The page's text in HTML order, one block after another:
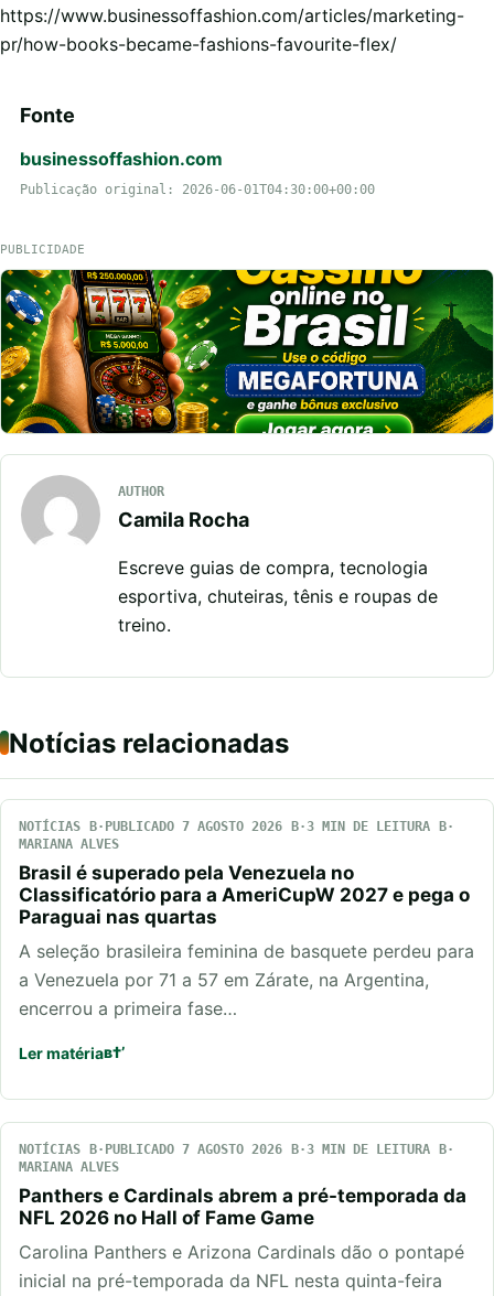
https://www.businessoffashion.com/articles/marketing-
pr/how-books-became-fashions-favourite-flex/
Fonte
businessoffashion.com
Publicação original: 2026-06-01T04:30:00+00:00
PUBLICIDADE
AUTHOR
Camila Rocha
Escreve guias de compra, tecnologia
esportiva, chuteiras, tênis e roupas de
treino.
Notícias relacionadas
NOTÍCIAS PUBLICADO 7 AGOSTO 2026
3 MIN DE LEITURA
MARIANA ALVES
Brasil é superado pela Venezuela no
Classificatório para a AmeriCupW 2027 e pega o
Paraguai nas quartas
A seleção brasileira feminina de basquete perdeu para
a Venezuela por 71 a 57 em Zárate, na Argentina,
encerrou a primeira fase…
Ler matéria
NOTÍCIAS PUBLICADO 7 AGOSTO 2026
3 MIN DE LEITURA
MARIANA ALVES
Panthers e Cardinals abrem a pré-temporada da
NFL 2026 no Hall of Fame Game
Carolina Panthers e Arizona Cardinals dão o pontapé
inicial na pré-temporada da NFL nesta quinta-feira